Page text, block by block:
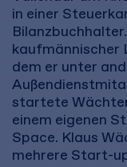
in einer
kaufmännischer
dem er unter
startete
einem eigenen
Space. Klaus
mehrere Start-